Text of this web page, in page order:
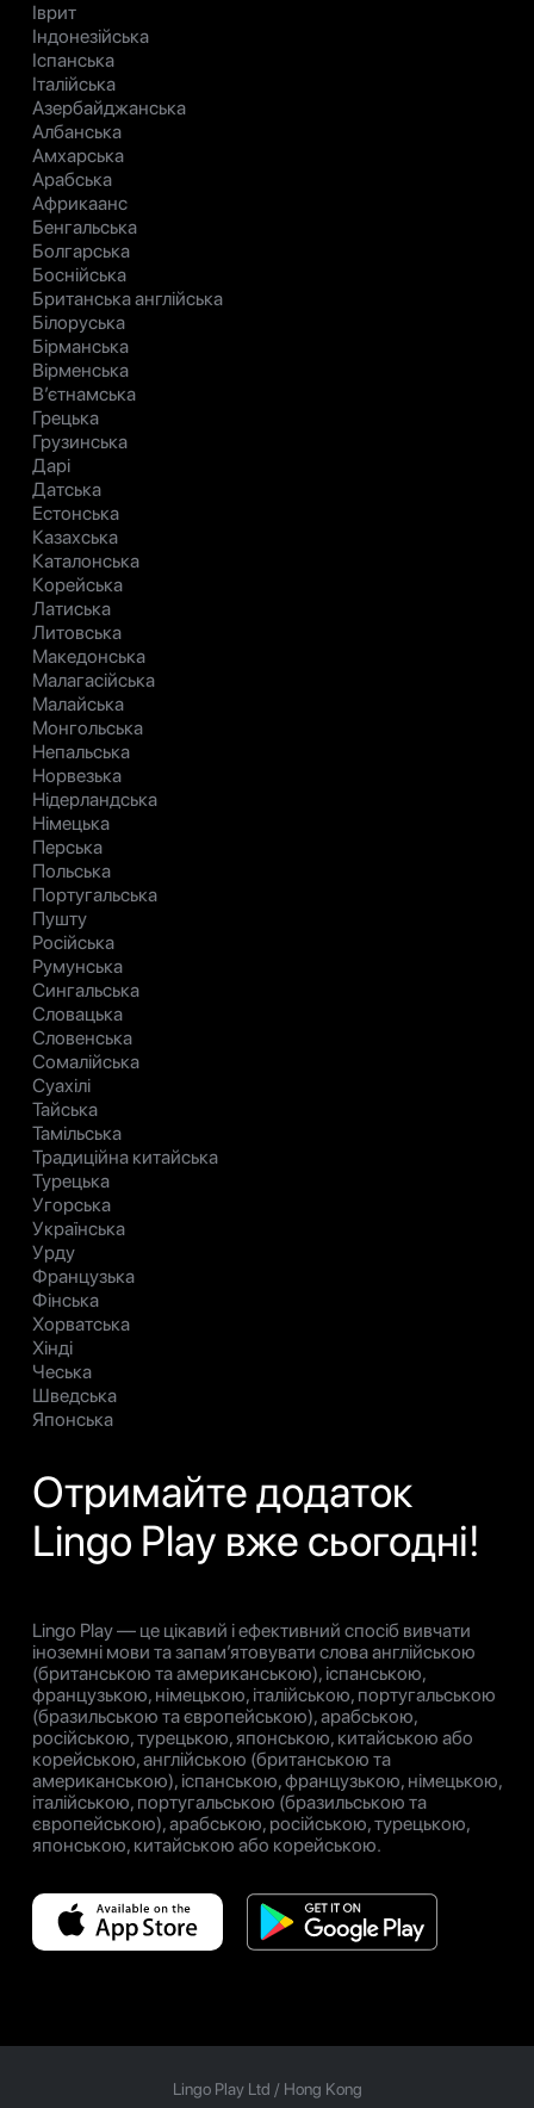
Іврит
Індонезійська
Іспанська
Італійська
Азербайджанська
Албанська
Амхарська
Арабська
Африкаанс
Бенгальська
Болгарська
Боснійська
Британська англійська
Білоруська
Бірманська
Вірменська
В’єтнамська
Грецька
Грузинська
Дарі
Датська
Естонська
Казахська
Каталонська
Корейська
Латиська
Литовська
Македонська
Малагасійська
Малайська
Монгольська
Непальська
Норвезька
Нідерландська
Німецька
Перська
Польська
Португальська
Пушту
Російська
Румунська
Сингальська
Словацька
Словенська
Сомалійська
Суахілі
Тайська
Тамільська
Традиційна китайська
Турецька
Угорська
Українська
Урду
Французька
Фінська
Хорватська
Хінді
Чеська
Шведська
Японська
Отримайте додаток
Lingo Play вже сьогодні!
Lingo Play — це цікавий і ефективний спосіб вивчати
іноземні мови та запам’ятовувати слова англійською
(британською та американською), іспанською,
французькою, німецькою, італійською, португальською
(бразильською та європейською), арабською,
російською, турецькою, японською, китайською або
корейською, англійською (британською та
американською), іспанською, французькою, німецькою,
італійською, португальською (бразильською та
європейською), арабською, російською, турецькою,
японською, китайською або корейською.
Lingo Play Ltd / Hong Kong